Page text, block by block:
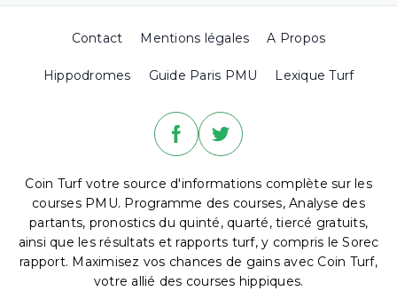
Contact Mentions légales A Propos
Hippodromes Guide Paris PMU Lexique Turf
Coin Turf votre source d'informations complète sur les
courses PMU. Programme des courses, Analyse des
partants, pronostics du quinté, quarté, tiercé gratuits,
ainsi que les résultats et rapports turf, y compris le Sorec
rapport. Maximisez vos chances de gains avec Coin Turf,
votre allié des courses hippiques.